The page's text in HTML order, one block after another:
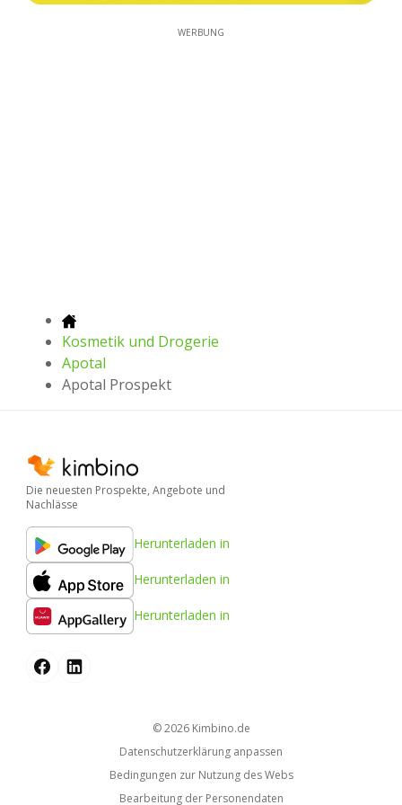
WERBUNG
Kosmetik und Drogerie
Apotal
Apotal Prospekt
Die neuesten Prospekte, Angebote und
Nachlässe
Herunterladen in
Herunterladen in
Herunterladen in
© 2026 kimbino.de
Datenschutzerklärung anpassen
Bedingungen zur Nutzung des Webs
Bearbeitung der Personendaten